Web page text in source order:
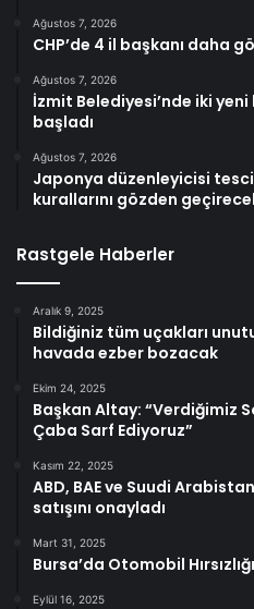
Ağustos 7, 2026
CHP’de 4 il başkanı daha
Ağustos 7, 2026
İzmit Belediyesi’nde iki yeni
başladı
Ağustos 7, 2026
Japonya düzenleyicisi
kurallarını gözden
Rastgele Haberler
Aralık 9, 2025
Bildiğiniz tüm uçakları
havada ezber bozacak
Ekim 24, 2025
Başkan Altay: “Verdiğimiz
Çaba Sarf Ediyoruz”
Kasım 22, 2025
ABD, BAE ve Suudi
satışını onayladı
Mart 31, 2025
Bursa’da Otomobil Hırsızlığı
Eylül 16, 2025